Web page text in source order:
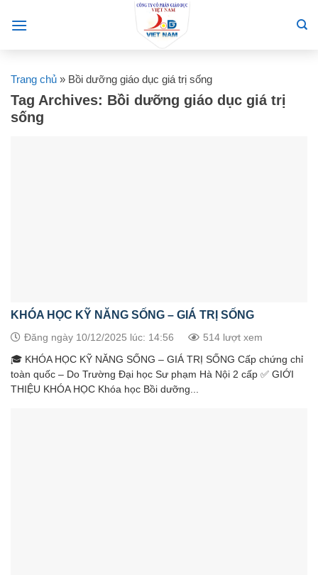
Trang chủ » Bồi dưỡng giáo dục giá trị sống
Tag Archives: Bồi dưỡng giáo dục giá trị
sống
KHÓA HỌC KỸ NĂNG SỐNG – GIÁ TRỊ SỐNG
Đăng ngày 10/12/2025 lúc: 14:56 514 lượt xem
🎓 KHÓA HỌC KỸ NĂNG SỐNG – GIÁ TRỊ SỐNG Cấp chứng chỉ
toàn quốc – Do Trường Đại học Sư phạm Hà Nội 2 cấp ✅ GIỚI
THIỆU KHÓA HỌC Khóa học Bồi dưỡng...